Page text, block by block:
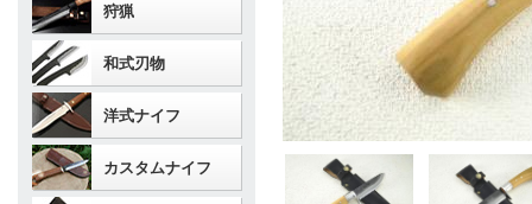
狩猟
和式刃物
洋式ナイフ
カスタムナイフ